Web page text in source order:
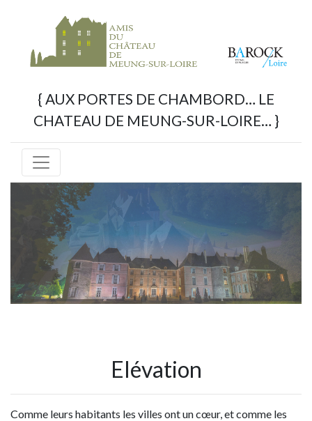
{ AUX PORTES DE CHAMBORD… LE
CHATEAU DE MEUNG-SUR-LOIRE… }
Elévation
Comme leurs habitants les villes ont un cœur, et comme les